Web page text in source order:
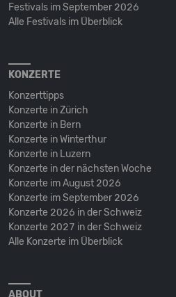
Festivals im September 2026
Alle Festivals im Überblick
KONZERTE
Konzerttipps
Konzerte in Zürich
Konzerte in Bern
Konzerte in Winterthur
Konzerte in Luzern
Konzerte in der nächsten Woche
Konzerte im August 2026
Konzerte im September 2026
Konzerte 2026 in der Schweiz
Konzerte 2027 in der Schweiz
Alle Konzerte im Überblick
ABOUT